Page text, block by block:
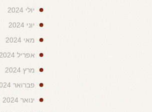
יולי 2024
יוני 2024
מאי 2024
אפריל 2024
מרץ 2024
פברואר 2024
ינואר 2024